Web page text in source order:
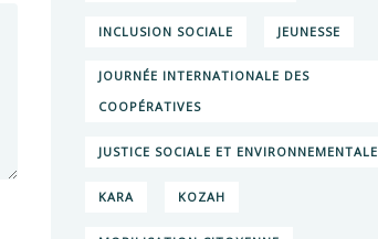
INCLUSION SOCIALE JEUNESSE
JOURNÉE INTERNATIONALE DES
COOPÉRATIVES
JUSTICE SOCIALE ET ENVIRONNEMENTALE
KARA KOZAH